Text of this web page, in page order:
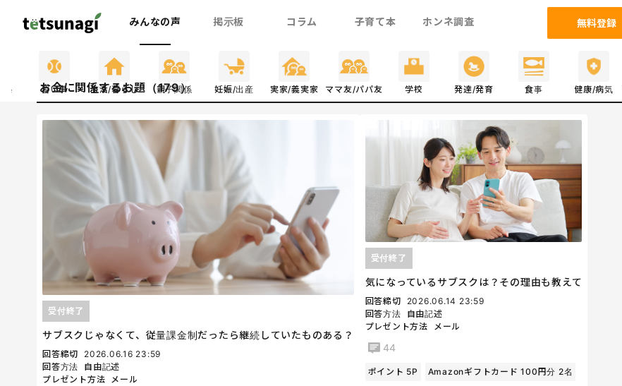
みんなの声 掲示板 コラム 子育て本 ホンネ調査 無料登録
係 習い事 生活/暮らし 親子関係 妊娠/出産 実家/義実家 ママ友/パパ友 学校 発達/発育 食事 健康/病気
お金に関係するお題（179）
サブスクじゃなくて、従量課金制だったら継続していたものある？
受付終了
回答締切
2026.06.16 23:59
回答方法
自由記述
プレゼント方法 メール
気になっているサブスクは？その理由も教えて
受付終了
回答締切
2026.06.14 23:59
回答方法
自由記述
プレゼント方法
メール
44
ポイント 5P Amazonギフトカード 100円分 2名